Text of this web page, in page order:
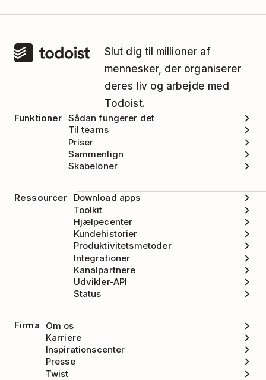
Slut dig til millioner af
mennesker, der organiserer
deres liv og arbejde med
Todoist.
Funktioner Sådan fungerer det
Til teams
Priser
Sammenlign
Skabeloner
Ressourcer
Download apps
Toolkit
Hjælpecenter
Kundehistorier
Produktivitetsmetoder
Integrationer
Kanalpartnere
Udvikler-API
Status
Firma
Om os
Karriere
Inspirationscenter
Presse
Twist